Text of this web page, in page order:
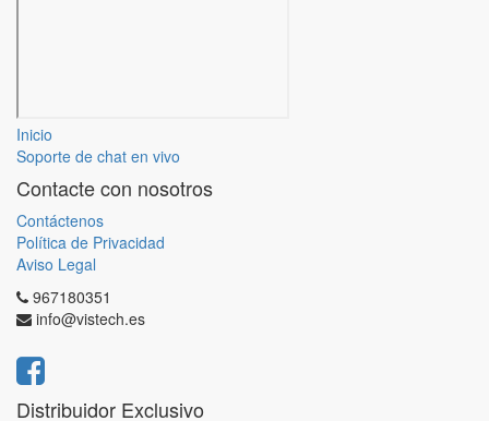
Inicio
Soporte de chat en vivo
Contacte con nosotros
Contáctenos
Política de Privacidad
Aviso Legal
967180351
info@vistech.es
Distribuidor Exclusivo